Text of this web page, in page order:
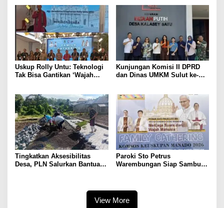
Bhayangkara
Uskup Rolly Untu: Teknologi
Tak Bisa Gantikan ‘Wajah
Pererat Sinodalitas
Kunjungan Komisi II DPRD
dan Dinas UMKM Sulut ke-
Tingkatkan Aksesibilitas
Desa, PLN Salurkan Bantuan
Paroki Sto Petrus
Warembungan Siap Sambut
View More